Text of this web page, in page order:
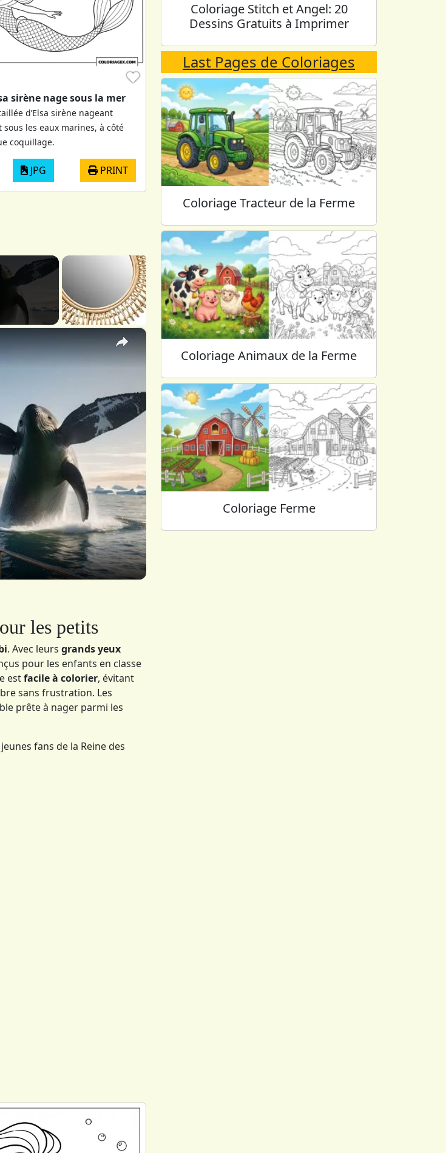
♥
sirène nage sous la mer
d’Elsa sirène nageant
les eaux marines, à côté
coquillage.
JPG PRINT
×
les petits
. Avec leurs grands yeux
pour les enfants en classe
estfacile à colorier, évitant
sans frustration. Les
prête à nager parmi les
fans de la Reine des
Coloriage Stitch et Angel: 20
Dessins Gratuits à Imprimer
Last Pages de Coloriages
Coloriage Tracteur de la Ferme
Coloriage Animaux de la Ferme
Coloriage Ferme